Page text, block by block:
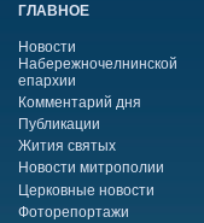
ГЛАВНОЕ
Новости
Набережночелнинской
епархии
Комментарий дня
Публикации
Жития святых
Новости митрополии
Церковные новости
Фоторепортажи